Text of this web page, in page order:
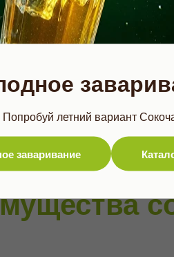
Попробуй летний вариант
заваривание
ваш логотип Здесь